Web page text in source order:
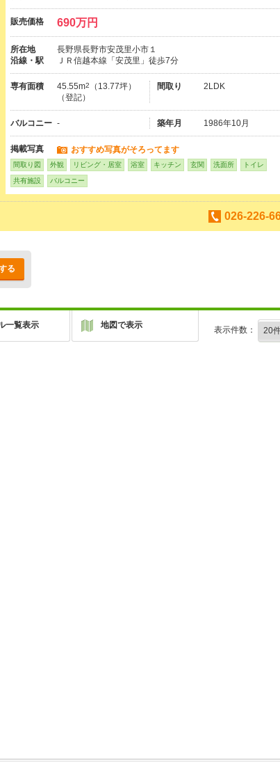
販売価格 690万円
所在地
長野県長野市安茂里小市１
沿線・駅
ＪＲ信越本線「安茂里」徒歩7分
専有面積 45.55m2
（13.77坪）
（登記）
間取り 2LDK
バルコニー - 築年月 1986年10月
掲載写真 おすすめ写真がそろってます
間取り図 外観 リビング・居室 浴室 キッチン 玄関 洗面所 トイレ
共有施設 バルコニー
026-226-
る
一覧表示 地図で表示 表示件数：